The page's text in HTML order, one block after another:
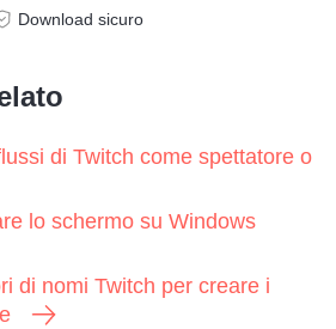
Download sicuro
di Twitch come spettatore o
lo schermo su Windows
di nomi Twitch per creare i